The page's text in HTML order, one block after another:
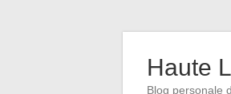
Haute
Blog personale